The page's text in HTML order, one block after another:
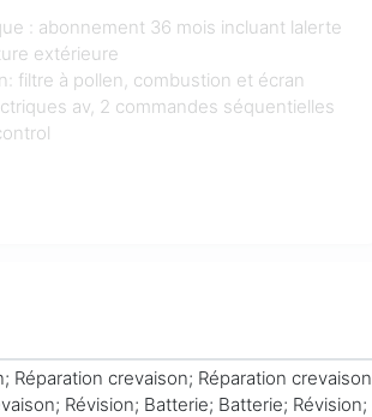
: abonnement 36 mois incluant lalerte
extérieure
filtre à pollen, combustion et écran
av, 2 commandes séquentielles
Réparation crevaison; Réparation
Révision; Batterie; Batterie; Révision;